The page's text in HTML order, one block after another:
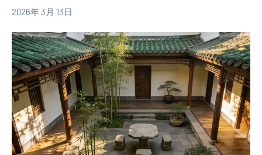
设
图
三
层
别
墅
设
计
图
村
自
建
房
相
关
信
息
2026年 3月 13日
yacool